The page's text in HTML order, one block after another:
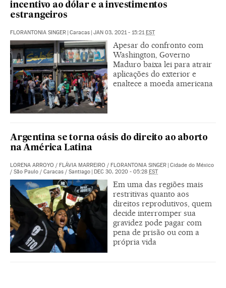
incentivo ao dólar e a investimentos
estrangeiros
FLORANTONIA SINGER | Caracas | JAN 03, 2021 - 15:21EST
Apesar do confronto com
Washington, Governo
Maduro baixa lei para atrair
aplicações do exterior e
enaltece a moeda americana
Argentina se torna oásis do direito ao aborto
na América Latina
LORENA ARROYO / FLÁVIA MARREIRO / FLORANTONIA SINGER | Cidade do México
/ São Paulo / Caracas / Santiago | DEC 30, 2020 - 05:28 EST
Em uma das regiões mais
restritivas quanto aos
direitos reprodutivos, quem
decide interromper sua
gravidez pode pagar com
pena de prisão ou com a
própria vida